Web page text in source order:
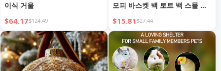
이식 거울
$64.17$124.49
모피 바스켓 백 토트 백 스몰 스
퀘어 백 숄더 핸드백 크로스바디
백 여성용 465#
$15.81$27.44